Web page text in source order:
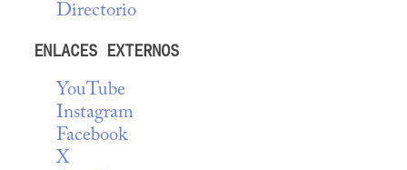
Directorio
ENLACES EXTERNOS
YouTube
Instagram
Facebook
X